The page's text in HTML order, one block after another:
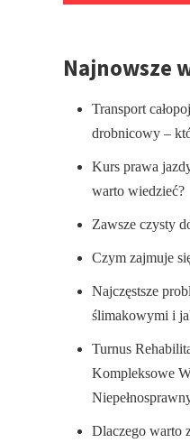
Najnowsze
Transport
drobnicowy –
Kurs prawa
warto wiedzieć?
Zawsze czysty
Czym zajmuje
Najczęstsze
ślimakowymi i
Turnus
Kompleksowe
Dlaczego warto